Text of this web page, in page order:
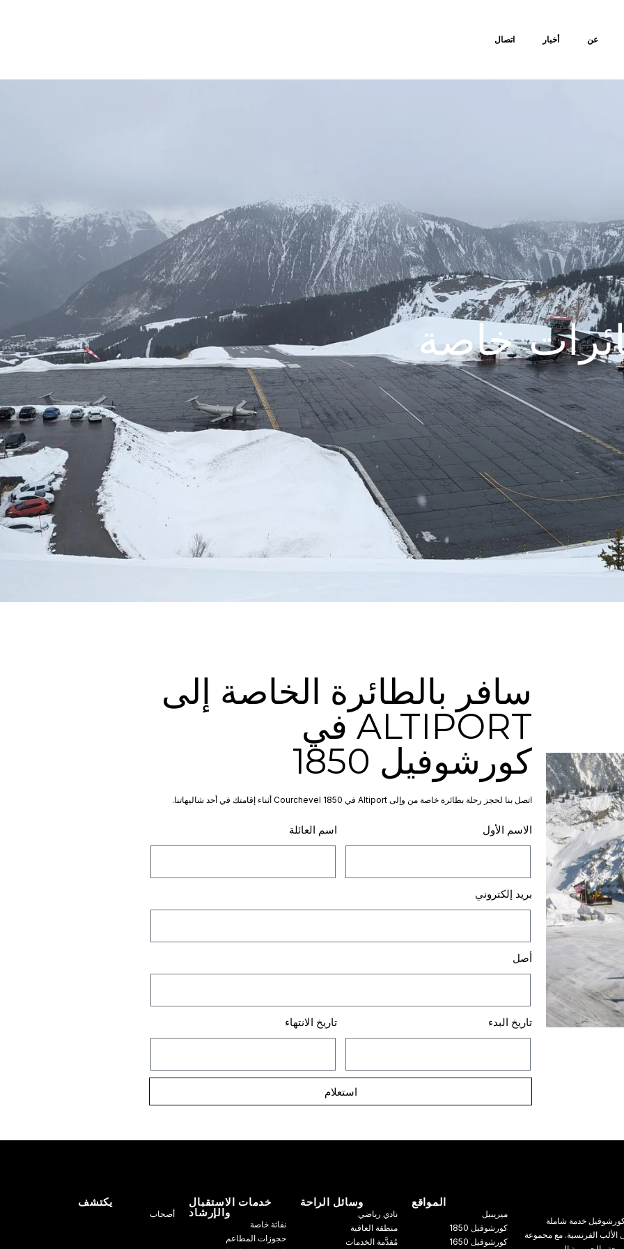
عن أخبار اتصال
خاصة
سافر بالطائرة الخاصة إلى
ALTIPORT في
كورشوفيل 1850
اتصل بنا لحجز رحلة بطائرة خاصة من وإلى Altiport في Courchevel 1850 أثناء إقامتك في أحد شاليهاتنا.
الاسم الأول اسم العائلة
بريد إلكتروني
أصل
تاريخ البدء تاريخ الانتهاء
استعلام
كورشوفيل خدمة شاملة
الفرنسية. مع مجموعة
المواقع
ميريبيل
كورشوفيل 1850
كورشوفيل 1650
وسائل الراحة
نادي رياضي
منطقة العافية
مُقدَّمة الخدمات
خدمات الاستقبال
والإرشاد
نفاثة خاصة
حجوزات المطاعم
يكتشف
أصحاب